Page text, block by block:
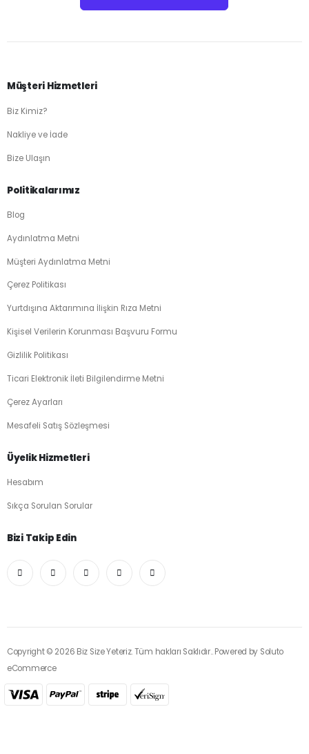
Müşteri Hizmetleri
Biz Kimiz?
Nakliye ve İade
Bize Ulaşın
Politikalarımız
Blog
Aydınlatma Metni
Müşteri Aydınlatma Metni
Çerez Politikası
Yurtdışına Aktarımına İlişkin Rıza Metni
Kişisel Verilerin Korunması Başvuru Formu
Gizlilik Politikası
Ticari Elektronik İleti Bilgilendirme Metni
Çerez Ayarları
Mesafeli Satış Sözleşmesi
Üyelik Hizmetleri
Hesabım
Sıkça Sorulan Sorular
Bizi Takip Edin
Copyright © 2026 Biz Size Yeteriz. Tüm hakları Saklıdır.. Powered by Soluto
eCommerce